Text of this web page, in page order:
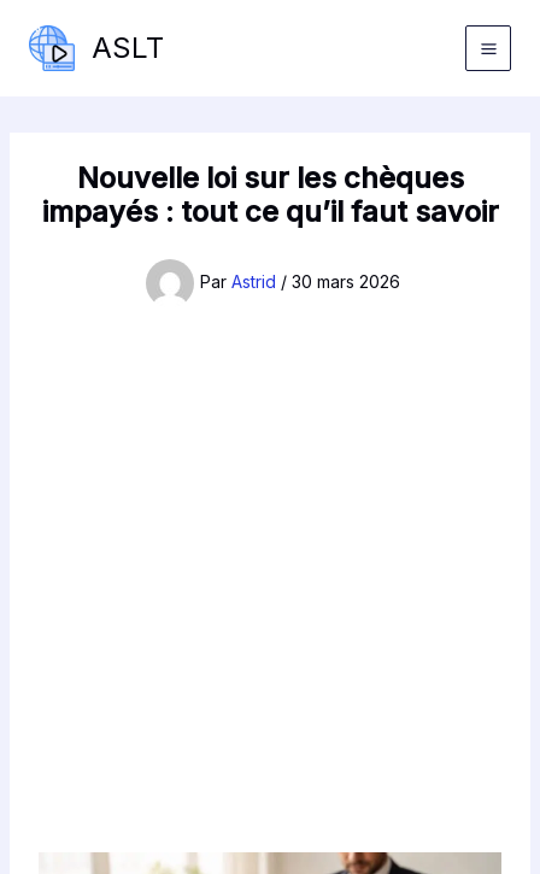
contenu
ASLT
Nouvelle loi sur les chèques
impayés : tout ce qu’il faut savoir
Par Astrid / 30 mars 2026